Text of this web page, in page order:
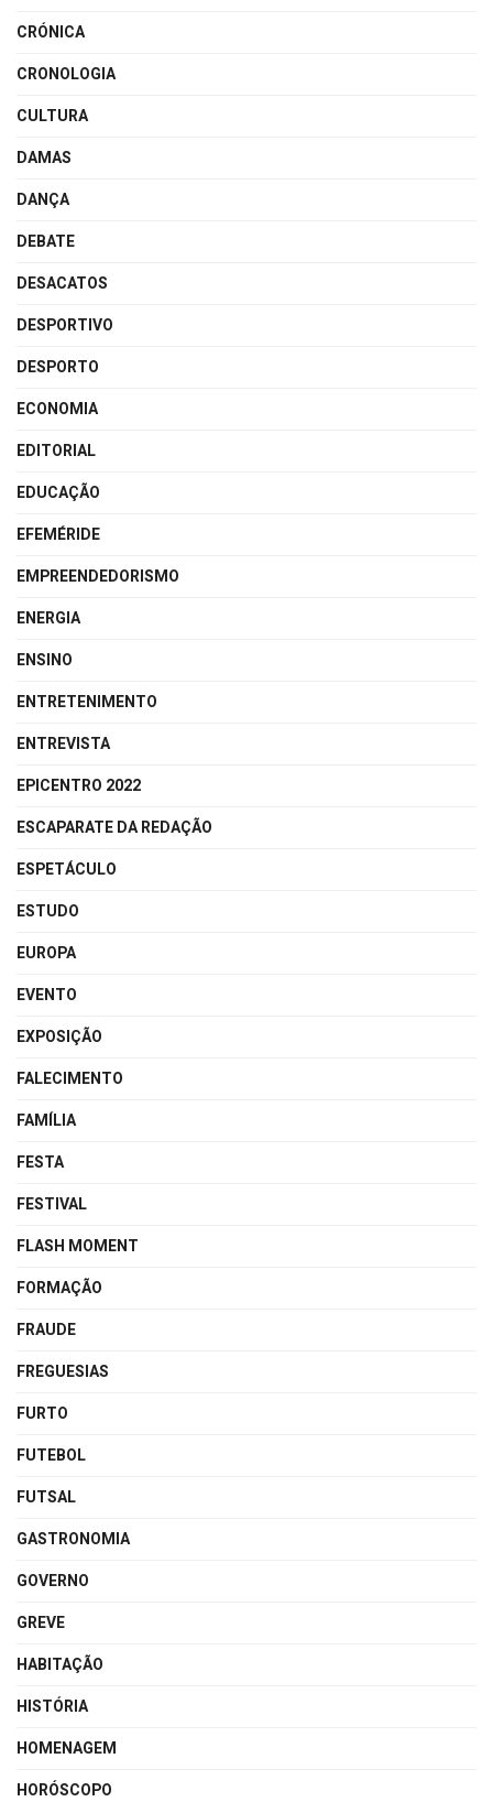
CRÓNICA
CRONOLOGIA
CULTURA
DAMAS
DANÇA
DEBATE
DESACATOS
DESPORTIVO
DESPORTO
ECONOMIA
EDITORIAL
EDUCAÇÃO
EFEMÉRIDE
EMPREENDEDORISMO
ENERGIA
ENSINO
ENTRETENIMENTO
ENTREVISTA
EPICENTRO 2022
ESCAPARATE DA REDAÇÃO
ESPETÁCULO
ESTUDO
EUROPA
EVENTO
EXPOSIÇÃO
FALECIMENTO
FAMÍLIA
FESTA
FESTIVAL
FLASH MOMENT
FORMAÇÃO
FRAUDE
FREGUESIAS
FURTO
FUTEBOL
FUTSAL
GASTRONOMIA
GOVERNO
GREVE
HABITAÇÃO
HISTÓRIA
HOMENAGEM
HORÓSCOPO